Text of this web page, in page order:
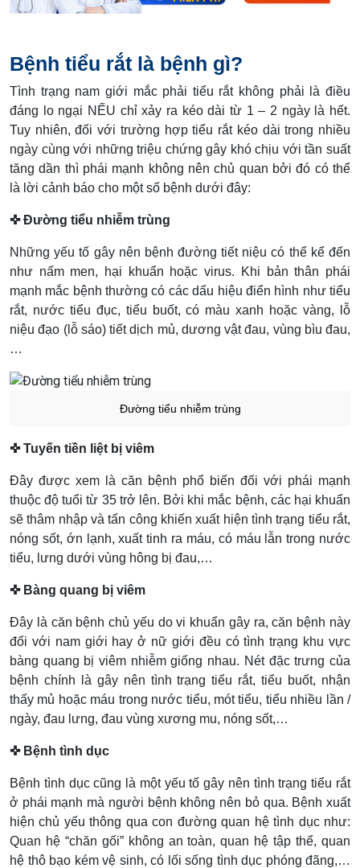
Bệnh tiểu rắt là bệnh gì?
Tình trạng nam giới mắc phải tiểu rắt không phải là điều
đáng lo ngại NẾU chỉ xảy ra kéo dài từ 1 – 2 ngày là hết.
Tuy nhiên, đối với trường hợp tiểu rắt kéo dài trong nhiều
ngày cùng với những triệu chứng gây khó chịu với tần suất
tăng dần thì phái mạnh không nên chủ quan bởi đó có thể
là lời cảnh báo cho một số bệnh dưới đây:
✜ Đường tiểu nhiễm trùng
Những yếu tố gây nên bệnh đường tiết niệu có thể kể đến
như nấm men, hại khuẩn hoặc virus. Khi bản thân phái
mạnh mắc bệnh thường có các dấu hiệu điển hình như tiểu
rắt, nước tiểu đục, tiểu buốt, có màu xanh hoặc vàng, lỗ
niệu đạo (lỗ sáo) tiết dịch mủ, dương vật đau, vùng bìu đau,
…
Đường tiểu nhiễm trùng
✜ Tuyến tiền liệt bị viêm
Đây được xem là căn bệnh phổ biến đối với phái mạnh
thuộc độ tuổi từ 35 trở lên. Bởi khi mắc bệnh, các hại khuẩn
sẽ thâm nhập và tấn công khiến xuất hiện tình trạng tiểu rắt,
nóng sốt, ớn lạnh, xuất tinh ra máu, có máu lẫn trong nước
tiểu, lưng dưới vùng hông bị đau,…
✜ Bàng quang bị viêm
Đây là căn bệnh chủ yếu do vi khuẩn gây ra, căn bệnh này
đối với nam giới hay ở nữ giới đều có tình trạng khu vực
bàng quang bị viêm nhiễm giống nhau. Nét đặc trưng của
bệnh chính là gây nên tình trạng tiểu rắt, tiểu buốt, nhận
thấy mủ hoặc máu trong nước tiểu, mót tiểu, tiểu nhiều lần /
ngày, đau lưng, đau vùng xương mu, nóng sốt,…
✜ Bệnh tình dục
Bệnh tình dục cũng là một yếu tố gây nên tình trạng tiểu rắt
ở phái mạnh mà người bệnh không nên bỏ qua. Bệnh xuất
hiện chủ yếu thông qua con đường quan hệ tình dục như:
Quan hệ “chăn gối” không an toàn, quan hệ tập thể, quan
hệ thô bạo kém vệ sinh, có lối sống tình dục phóng đãng,…